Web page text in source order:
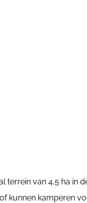
terrein van 4,5 ha in
kunnen kamperen